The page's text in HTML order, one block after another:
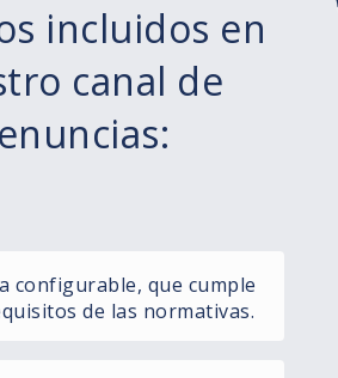
incluidos en
canal de
configurable, que cumple
de las normativas.